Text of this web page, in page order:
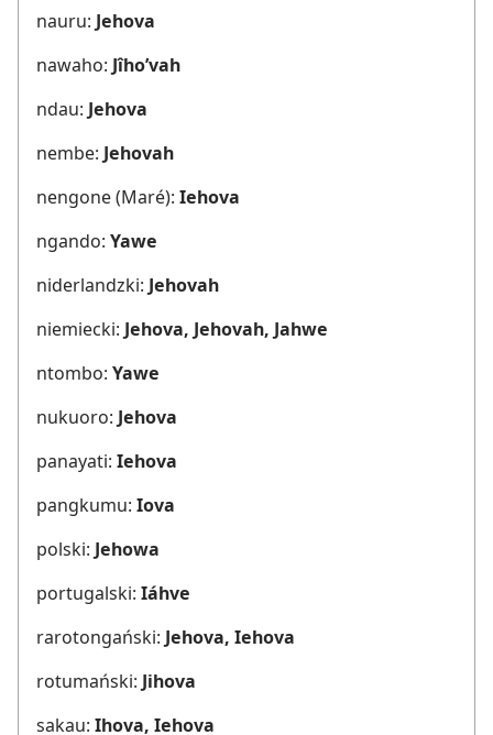
nauru: Jehova
nawaho: Jîho’vah
ndau: Jehova
nembe: Jehovah
nengone (Maré): Iehova
ngando: Yawe
niderlandzki: Jehovah
niemiecki: Jehova, Jehovah, Jahwe
ntombo: Yawe
nukuoro: Jehova
panayati: Iehova
pangkumu: Iova
polski: Jehowa
portugalski: Iáhve
rarotongański: Jehova, Iehova
rotumański: Jihova
sakau: Ihova, Iehova